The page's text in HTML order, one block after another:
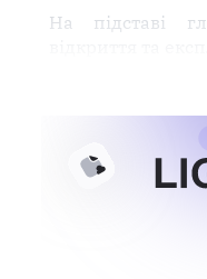
На підставі